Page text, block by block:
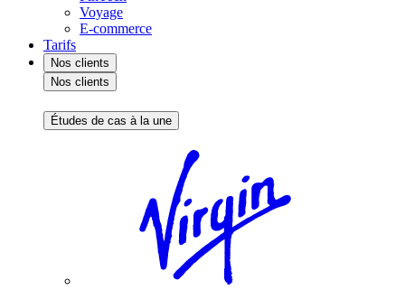
Voyage
E-commerce
Tarifs
Nos clients
Nos clients
Études de cas à la une